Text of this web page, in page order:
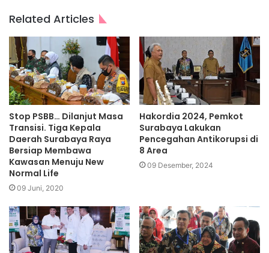
Related Articles
Stop PSBB… Dilanjut Masa
Transisi. Tiga Kepala
Daerah Surabaya Raya
Bersiap Membawa
Kawasan Menuju New
Normal Life
09 Juni, 2020
Hakordia 2024, Pemkot
Surabaya Lakukan
Pencegahan Antikorupsi di
8 Area
09 Desember, 2024